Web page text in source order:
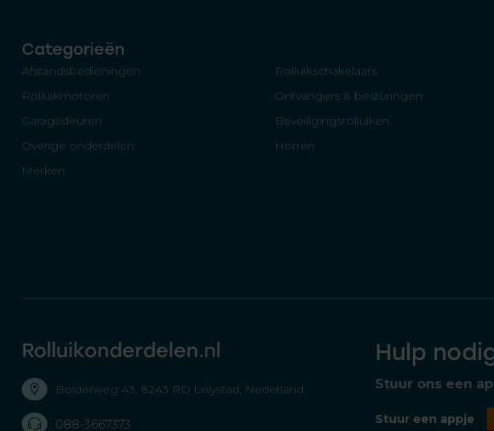
Categorieën
Afstandsbedieningen
Rolluikschakelaars
Rolluikmotoren
Ontvangers & besturingen
Garagedeuren
Beveiligingsrolluiken
Overige onderdelen
Horren
Merken
Rolluikonderdelen.nl
Bolderweg 43, 8243 RD Lelystad, Nederland
088-3667373
Hulp
Stuur ons een
Stuur een appje